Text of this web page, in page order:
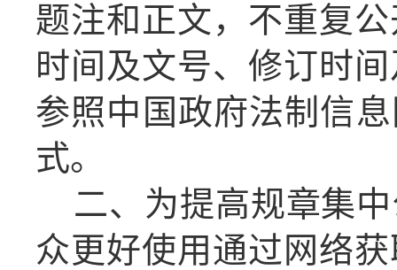
题注和正文，不重复
时间及文号、修订时
参照中国政府法制信
式。
二、为提高规章集
众更好使用通过网络